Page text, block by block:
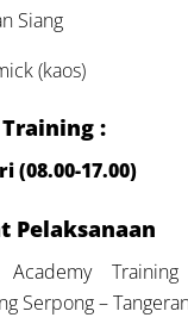
Siang
(kaos)
:
(08.00-17.00)
Pelaksanaan
Academy
Serpong –